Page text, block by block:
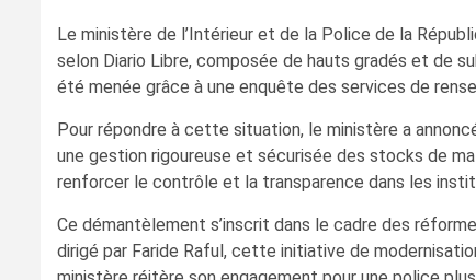
Le ministère de l’Intérieur et de la Police de la
selon Diario Libre, composée de hauts gradés et de
été menée grâce à une enquête des services de
Pour répondre à cette situation, le ministère a
une gestion rigoureuse et sécurisée des stocks de
renforcer le contrôle et la transparence dans les
Ce démantèlement s’inscrit dans le cadre des
dirigé par Faride Raful, cette initiative de